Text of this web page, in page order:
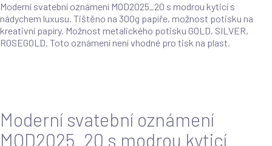
Moderní svatební oznámení MOD2025_20 s modrou kyticí s
nádychem luxusu. Tištěno na 300g papíře, možnost potisku na
kreativní papíry. Možnost metalického potisku GOLD, SILVER,
ROSEGOLD. Toto oznámení není vhodné pro tisk na plast.
Moderní svatební oznámení
MOD2025_20 s modrou kyticí